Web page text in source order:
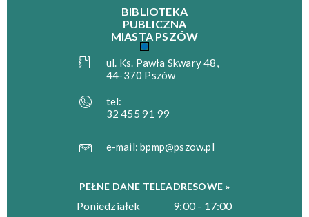
BIBLIOTEKA
PUBLICZNA
MIASTA PSZÓW
ul. Ks. Pawła Skwary 48,
44-370 Pszów
tel:
32 455 91 99
e-mail:bpmp@pszow.pl
PEŁNE DANE TELEADRESOWE »
Poniedziałek
9:00 - 17:00